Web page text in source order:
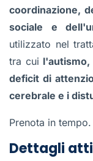
coordinazione,
sociale e
utilizzato nel
tra cui
deficit di
cerebrale e i
Prenota in
Dettagli